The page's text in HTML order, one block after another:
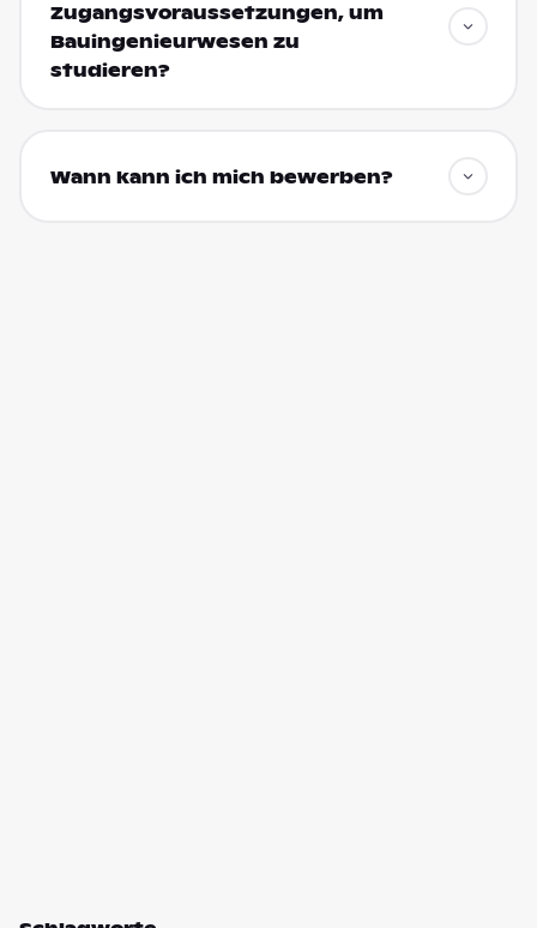
Zugangsvoraussetzungen, um
Bauingenieurwesen zu
studieren?
Wann kann ich mich bewerben?